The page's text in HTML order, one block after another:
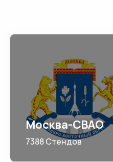
Москва-СВАО
7388 Стендов